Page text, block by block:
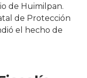
de Huimilpan.
de Protección
el hecho de